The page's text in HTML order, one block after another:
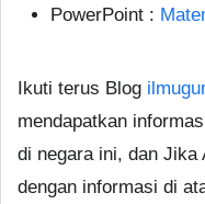
PowerPoint :
Ikuti terus Blog
mendapatkan
di negara ini, dan Jika
dengan informasi di